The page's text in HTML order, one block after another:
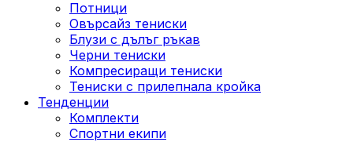
Потници
Овърсайз тениски
Блузи с дълъг ръкав
Черни тениски
Компресиращи тениски
Тениски с прилепнала кройка
Тенденции
Комплекти
Спортни екипи